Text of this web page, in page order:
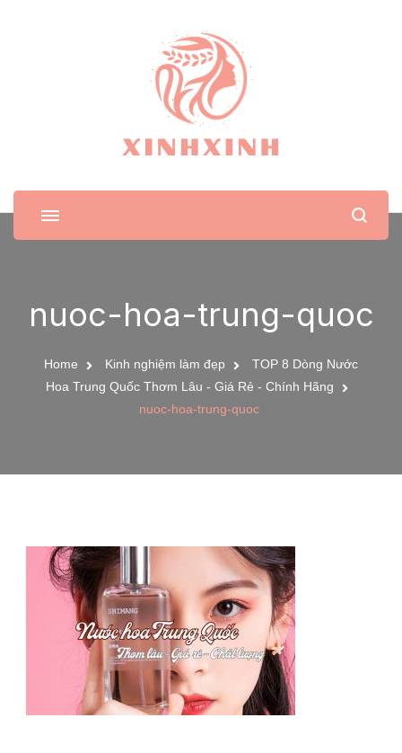
XinhXinh
Trang tin tức cho phái đẹp
nuoc-hoa-trung-quoc
Home Kinh nghiệm làm đẹp
TOP 8 Dòng Nước
Hoa Trung Quốc Thơm Lâu - Giá Rẻ - Chính Hãng
nuoc-hoa-trung-quoc